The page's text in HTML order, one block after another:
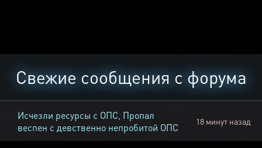
Свежие сообщения с форума
Исчезли ресурсы с ОПС, Пропал
веспен с девственно непробитой ОПС
18 минут назад